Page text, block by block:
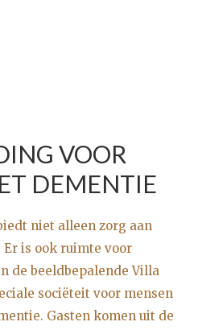
VOOR
DEMENTIE
niet alleen zorg aan
Er is ook ruimte voor
de beeldbepalende Villa
sociëteit voor mensen
Gasten komen uit de